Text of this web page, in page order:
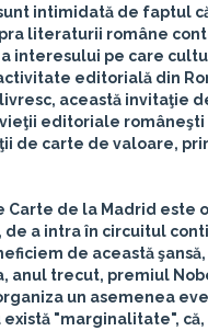
intimidată de faptul
literaturii române
interesului pe care
editorială din
această invitaţie
editoriale româneşti
de carte de valoare,
de la Madrid este o
a intra în circuitul
de această
anul trecut, premiul
un asemenea
"marginalitate",